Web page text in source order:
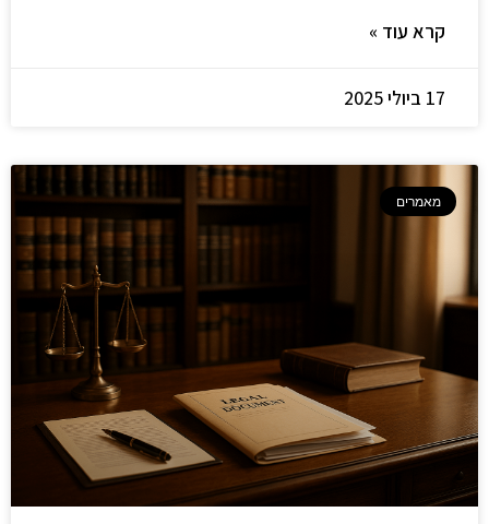
קרא עוד »
17 ביולי 2025
מאמרים